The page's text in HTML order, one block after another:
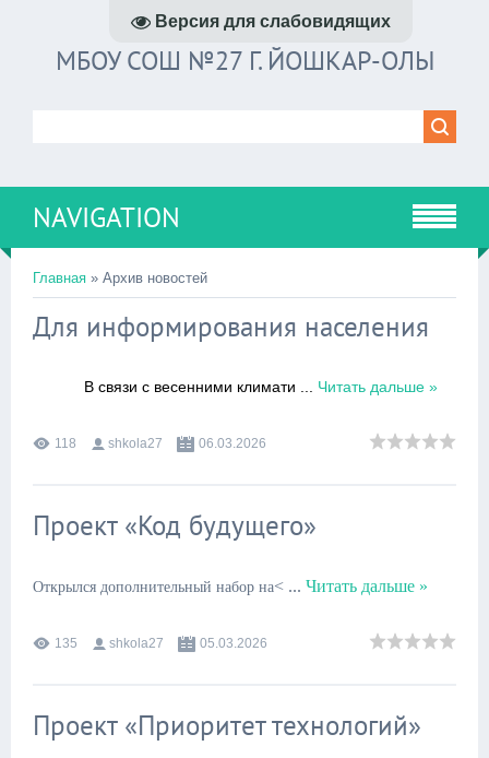
Версия для слабовидящих
МБОУ СОШ №27 Г. ЙОШКАР-ОЛЫ
NAVIGATION
Главная » Архив новостей
Для информирования населения
В связи с весенними климати Читать дальше »
118 shkola27 06.03.2026
Проект «Код будущего»
Открылся дополнительный набор на< ... Читать дальше »
135 shkola27 05.03.2026
Проект «Приоритет технологий»